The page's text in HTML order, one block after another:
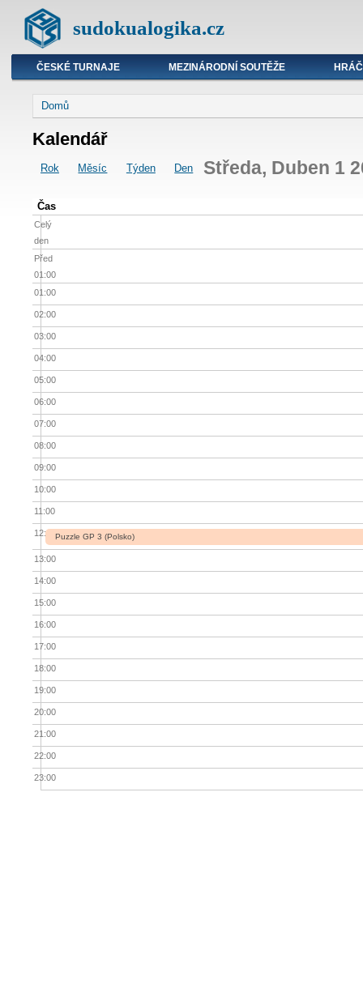
sudokualogika.cz
ČESKÉ TURNAJE MEZINÁRODNÍ SOUTĚŽE
Domů
Kalendář
Rok Měsíc Týden Den Středa, Duben 1
Čas
Celý
den
Před
01:00
01:00
02:00
03:00
04:00
05:00
06:00
07:00
08:00
09:00
10:00
11:00
12:00Puzzle GP 3 (Polsko)
13:00
14:00
15:00
16:00
17:00
18:00
19:00
20:00
21:00
22:00
23:00